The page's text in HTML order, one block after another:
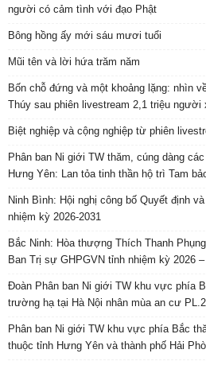
người có cảm tình với đạo Phật
Bông hồng ấy mới sáu mươi tuổi
Mũi tên và lời hứa trăm năm
Bốn chỗ đứng và một khoảng lặng: nhìn
Thúy sau phiên livestream 2,1 triệu người
Biệt nghiệp và cộng nghiệp từ phiên
Phân ban Ni giới TW thăm, cúng dàng
Hưng Yên: Lan tỏa tinh thần hộ trì Tam
Ninh Bình: Hội nghị công bố Quyết định
nhiệm kỳ 2026-2031
Bắc Ninh: Hòa thượng Thích Thanh
Ban Trị sự GHPGVN tỉnh nhiệm kỳ 2026
Đoàn Phân ban Ni giới TW khu vực phía
trường hạ tại Hà Nội nhân mùa an cư
Phân ban Ni giới TW khu vực phía Bắc
thuộc tỉnh Hưng Yên và thành phố Hải